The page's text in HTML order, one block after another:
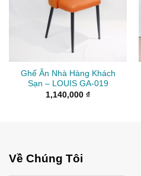
Ghế Ăn Nhà Hàng Khách
Sạn – LOUIS GA-019
1,140,000 ₫
Về Chúng Tôi